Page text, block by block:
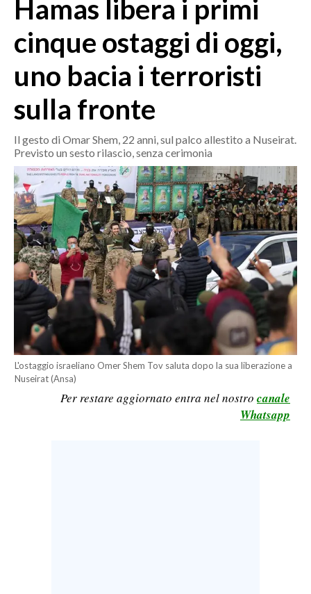
MEDIO CAMPIDANO
SASSARI E PROVINCIA
NUORO E PROVINCIA
OGLIASTRA
CRONACA
ITALIA
MONDO
POLITICA
ECONOMIA
SERVIZI ALLE IMPRESE
LAVORO
BANDI
SPORT IN SARDEGNA
Hamas libera i primi
cinque ostaggi di oggi,
uno bacia i terroristi
sulla fronte
Il gesto di Omar Shem, 22 anni, sul palco allestito a Nuseirat.
Previsto un sesto rilascio, senza cerimonia
L'ostaggio israeliano Omer Shem Tov saluta dopo la sua liberazione a
Nuseirat (Ansa)
Per restare aggiornato entra nel nostro canale
Whatsapp